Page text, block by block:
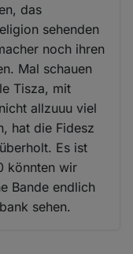
das
sehenden
noch ihren
Mal schauen
Tisza, mit
allzuuu viel
hat die Fidesz
Es ist
könnten wir
Bande endlich
sehen.